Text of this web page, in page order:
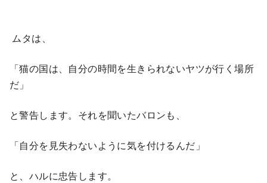
ムタは、
「猫の国は、自分の時間を生きられないヤツが行く場所
だ」
と警告します。それを聞いたバロンも、
「自分を見失わないように気を付けるんだ」
と、ハルに忠告します。